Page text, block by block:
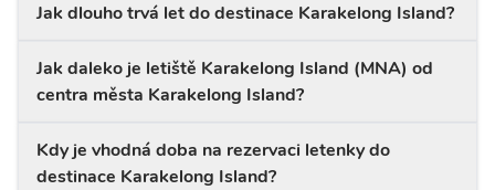
Jak dlouho trvá let do destinace Karakelong Island?
Jak daleko je letiště Karakelong Island (MNA) od
centra města Karakelong Island?
Kdy je vhodná doba na rezervaci letenky do
destinace Karakelong Island?